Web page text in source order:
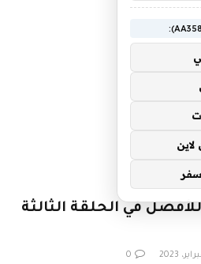
في الحلقة الثالثة
0